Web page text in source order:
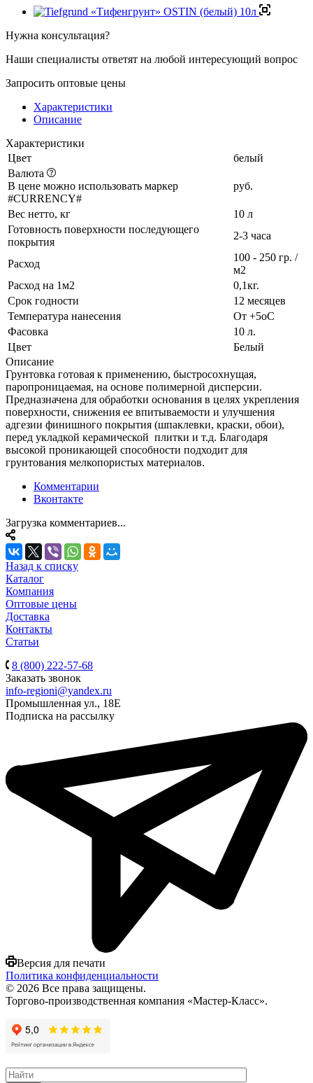
Нужна консультация?
Наши специалисты ответят на любой интересующий вопрос
Запросить оптовые цены
Характеристики
Описание
Характеристики
Цвет
белый
Валюта
В цене можно использовать маркер
#CURRENCY#
руб.
Вес нетто, кг
10 л
Готовность поверхности последующего
покрытия
2-3 часа
Расход
100 - 250 гр. /
м2
Расход на 1м2
0,1кг.
Срок годности
12 месяцев
Температура нанесения
От +5oС
Фасовка
10 л.
Цвет
Белый
Описание
Грунтовка готовая к применению, быстросохнущая,
паропроницаемая, на основе полимерной дисперсии.
Предназначена для обработки основания в целях укрепления
поверхности, снижения ее впитываемости и улучшения
адгезии финишного покрытия (шпаклевки, краски, обои),
перед укладкой керамической плитки и т.д. Благодаря
высокой проникающей способности подходит для
грунтования мелкопористых материалов.
Комментарии
Вконтакте
Загрузка комментариев...
Назад к списку
Каталог
Компания
Оптовые цены
Доставка
Контакты
Статьи
8 (800) 222-57-68
Заказать звонок
info-regioni@yandex.ru
Промышленная ул., 18Е
Подписка на рассылку
Версия для печати
Политика конфиденциальности
© 2026 Все права защищены.
Торгово-производственная компания «Мастер-Класс».